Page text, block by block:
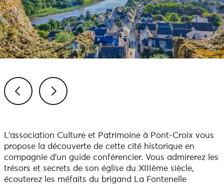
L’association Culture et Patrimoine à Pont-Croix vous
propose la découverte de cette cité historique en
compagnie d’un guide conférencier. Vous admirerez les
trésors et secrets de son église du XIIIème siècle,
écouterez les méfaits du brigand La Fontenelle